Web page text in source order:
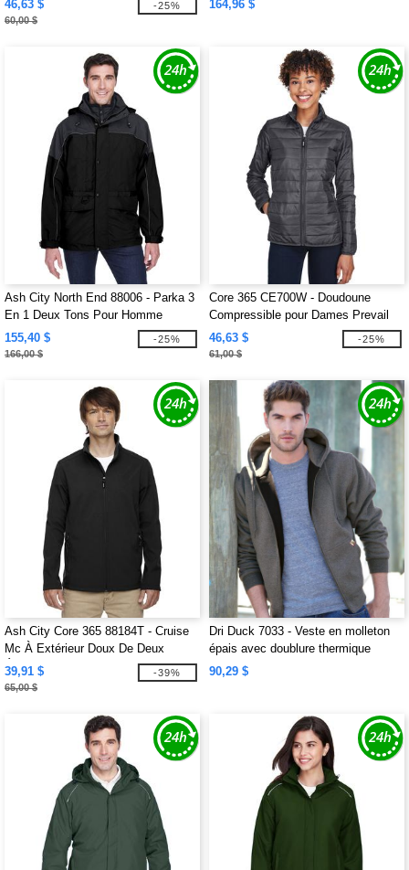
46,63 $
60,00 $
-25% 164,96 $
Ash City North End 88006 - Parka 3
En 1 Deux Tons Pour Homme
155,40 $
166,00 $
-25%
Core 365 CE700W - Doudoune
Compressible pour Dames Prevail
46,63 $
61,00 $
-25%
Ash City Core 365 88184T - Cruise
Mc À Extérieur Doux De Deux
Épaisseurs
39,91 $
65,00 $
-39%
Dri Duck 7033 - Veste en molleton
épais avec doublure thermique
90,29 $